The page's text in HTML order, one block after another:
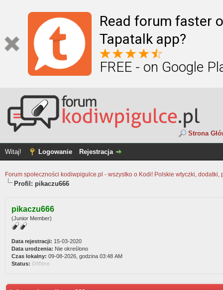
Read forum faster
Tapatalk app?
FREE - on Google
Strona
Witaj! Logowanie Rejestracja
Forum społeczności kodiwpigulce.pl - wszystko o Kodi! Polskie wtyczki, dodatki,
Profil: pikaczu666
pikaczu666
(Junior Member)
Data rejestracji: 15-03-2020
Data urodzenia: Nie określono
Czas lokalny: 09-08-2026, godzina 03:48 AM
Status: Offline